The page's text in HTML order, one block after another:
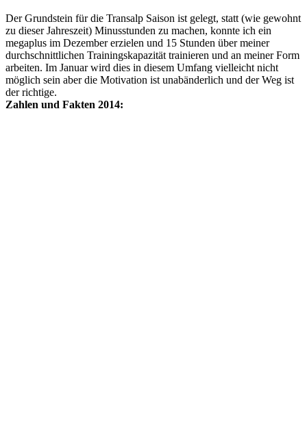
Der Grundstein für die Transalp Saison ist gelegt, statt (wie gewohnt
zu dieser Jahreszeit) Minusstunden zu machen, konnte ich ein
megaplus im Dezember erzielen und 15 Stunden über meiner
durchschnittlichen Trainingskapazität trainieren und an meiner Form
arbeiten. Im Januar wird dies in diesem Umfang vielleicht nicht
möglich sein aber die Motivation ist unabänderlich und der Weg ist
der richtige.
Zahlen und Fakten 2014: